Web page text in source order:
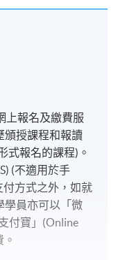
風險管理)」
上報名及繳費服
頒授課程和報讀
式報名的課程)。
(不適用於手
付方式之外，如就
學員亦可以「微
付寶」(Online